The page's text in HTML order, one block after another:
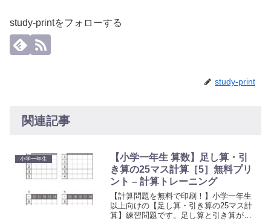
study-printをフォローする
study-print
関連記事
小学一年生
【小学一年生 算数】足し算・引
き算の25マス計算［5］無料プリ
ント – 計算トレーニング
【計算問題を無料で印刷！】小学一年生
以上向けの【足し算・引き算の25マス計
算】練習問題です。足し算と引き算がで